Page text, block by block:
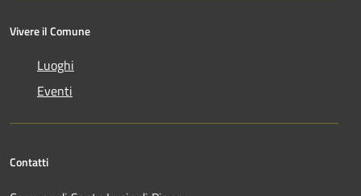
Vivere il Comune
Luoghi
Eventi
Contatti